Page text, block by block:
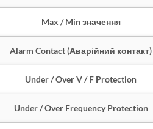
Max / Min значення
Alarm Contact (Аварійний контакт)
Under / Over V / F Protection
Under / Over Frequency Protection